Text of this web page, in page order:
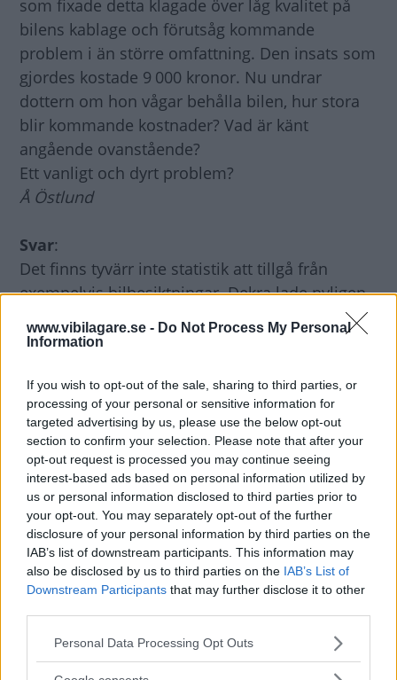
www.vibilagare.se - Do Not Process My Personal
Information
If you wish to opt-out of the sale, sharing to third parties, or
processing of your personal or sensitive information for
targeted advertising by us, please use the below opt-out
section to confirm your selection. Please note that after your
opt-out request is processed you may continue seeing
interest-based ads based on personal information utilized by
us or personal information disclosed to third parties prior to
your opt-out. You may separately opt-out of the further
disclosure of your personal information by third parties on the
IAB’s list of downstream participants. This information may
also be disclosed by us to third parties on the IAB’s List of
Downstream Participants that may further disclose it to other
Please note that this website/app uses one or more Google
not limited to your visit or usage behaviour. You may click to
Personal Data Processing Opt Outs
som fixade detta klagade över låg kvalitet på
bilens kablage och förutsåg kommande
problem i än större omfattning. Den insats som
gjordes kostade 9 000 kronor. Nu undrar
dottern om hon vågar behålla bilen, hur stora
blir kommande kostnader? Vad är känt
angående ovanstående?
Ett vanligt och dyrt problem?
Å Östlund
Svar:
Det finns tyvärr inte statistik att tillgå från
exempelvis bilbesiktningar. Dekra lade nyligen
ner sin öppna rapportering från årliga
besiktningar. Länsförsäkringars rapport från
ingå är tre år gammal. Där låg Citroën i nivå
med medelbilen, lite högre på elektronik. Ser vi
till vår egen AutoIndex framkommer det att
Citroënägarna av bilar 2011-2017 totalt sett är
mer nöjda än medel. Går vi däremot på just C4
som modell, jämfört med konkurrenterna i
samma storlek och ägarnas uppfattning om
kvalitet, placerar sig bilen på 20:e plats av 24
bilar. Men ägarnas poäng är klart över medel.
Vi Bilägare hade en hel del problem med C4
nätet hittar jag också problem, bland annat just